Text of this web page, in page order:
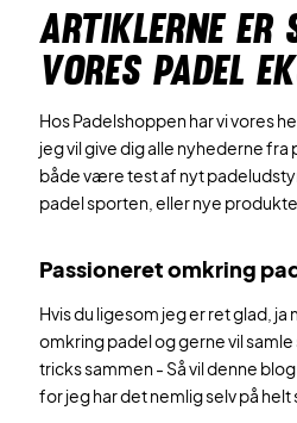
ARTIKLERNE ER
VORES PADEL
Hos Padelshoppen har vi vores
jeg vil give dig alle nyhederne
både være test af nyt
padel sporten, eller nye
Passioneret omkring
Hvis du ligesom jeg er ret glad,
omkring padel og gerne vil
tricks sammen - Så vil denne
for jeg har det nemlig selv på